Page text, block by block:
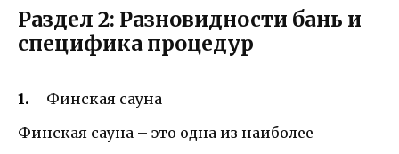
Раздел 2: Разновидности бань и
специфика процедур
Финская сауна
Финская сауна – это одна из наиболее